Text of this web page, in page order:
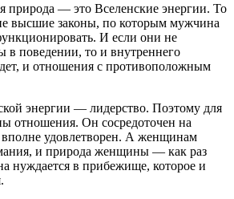
— это Вселенские энергии. То
высшие законы, по которым мужчина
И если они не
в поведении, то и внутреннего
и отношения с противоположным
энергии — лидерство. Поэтому для
отношения. Он сосредоточен на
вполне удовлетворен. А женщинам
и природа женщины — как раз
нуждается в прибежище, которое и